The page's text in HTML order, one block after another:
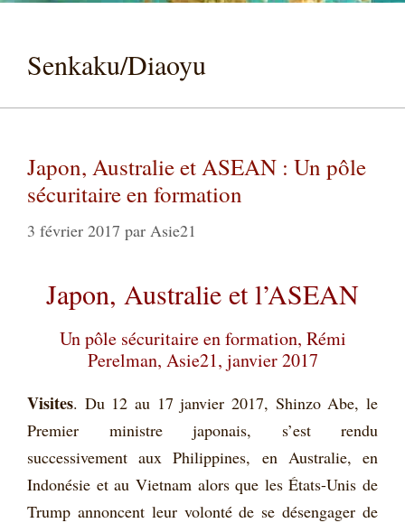
Senkaku/Diaoyu
Japon, Australie et ASEAN : Un pôle
sécuritaire en formation
3 février 2017 par Asie21
Japon, Australie et l’ASEAN
Un pôle sécuritaire en formation, Rémi
Perelman, Asie21, janvier 2017
Visites. Du 12 au 17 janvier 2017, Shinzo Abe, le
Premier ministre japonais, s’est rendu
successivement aux Philippines, en Australie, en
Indonésie et au Vietnam alors que les États-Unis de
Trump annoncent leur volonté de se désengager de